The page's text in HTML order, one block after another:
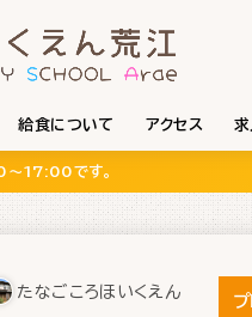
給食について アクセス 求
〜17:00です。
たなごころほいくえん